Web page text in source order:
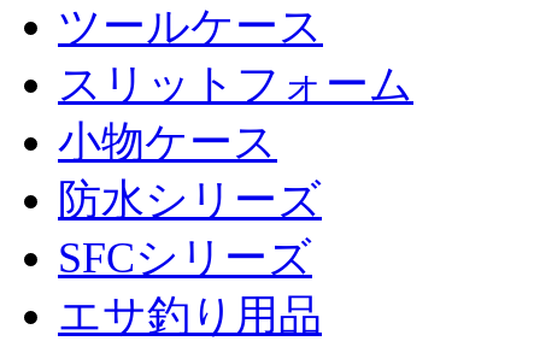
ツールケース
スリットフォーム
小物ケース
防水シリーズ
SFCシリーズ
エサ釣り用品